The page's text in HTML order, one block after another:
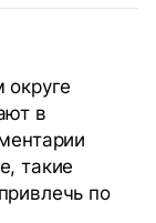
округе
в
такие
по